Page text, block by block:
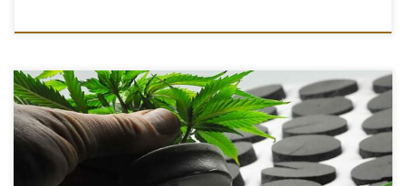
Niemal każdy z nas widział kiedyś odnóżkę jakiejkolwiek rośliny